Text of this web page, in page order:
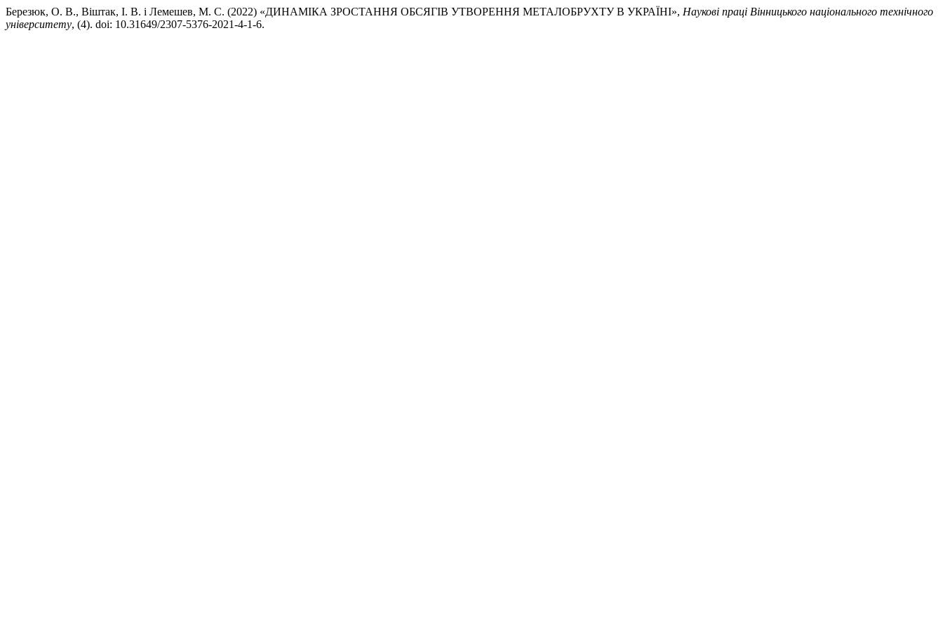
Березюк, О. В., Віштак, І. В. і Лемешев, М. С. (2022) «ДИНАМІКА ЗРОСТАННЯ ОБСЯГІВ УТВОРЕННЯ МЕТАЛОБРУХТУ В УКРАЇНІ», Наукові праці Вінницького національного технічного
університету, (4). doi: 10.31649/2307-5376-2021-4-1-6.